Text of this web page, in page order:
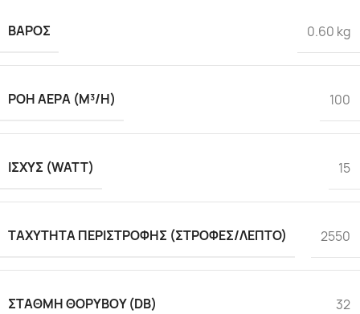
ΒΆΡΟΣ 0.60 kg
ΡΟΉ ΑΈΡΑ (M³/H) 100
ΙΣΧΎΣ (WATT) 15
ΤΑΧΎΤΗΤΑ ΠΕΡΙΣΤΡΟΦΉΣ (ΣΤΡΟΦΈΣ/ΛΕΠΤΌ) 2550
ΣΤΆΘΜΗ ΘΟΡΎΒΟΥ (DΒ) 32